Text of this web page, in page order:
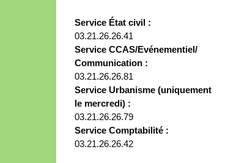
Service État civil :
03.21.26.26.41
Service CCAS/Evénementiel/
Communication :
03.21.26.26.81
Service Urbanisme (uniquement
le mercredi) :
03.21.26.26.79
Service Comptabilité :
03.21.26.26.42